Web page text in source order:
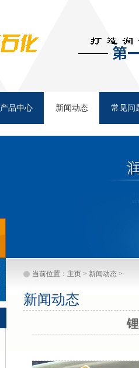
产品中心 新闻动态 常见问
当前位置： 主页 > 新闻动态 >
新闻动态